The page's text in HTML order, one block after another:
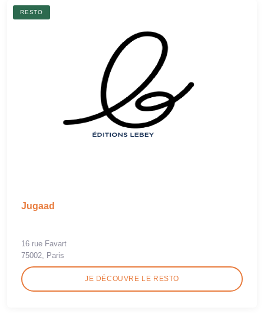
RESTO
Jugaad
16 rue Favart
75002, Paris
JE DÉCOUVRE LE RESTO